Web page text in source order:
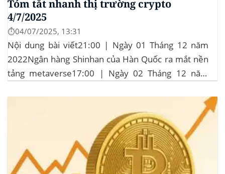
Tóm tắt nhanh thị trường crypto
4/7/2025
⏱️04/07/2025, 13:31
Nội dung bài viết21:00 | Ngày 01 Tháng 12 năm
2022Ngân hàng Shinhan của Hàn Quốc ra mắt nền
tảng metaverse17:00 | Ngày 02 Tháng 12 năm
| Ngày 02 Tháng 12 năm 2022Trader Joe mở rộng
sang Arbitrum13:00 | Ngày 02 Tháng 12 năm...